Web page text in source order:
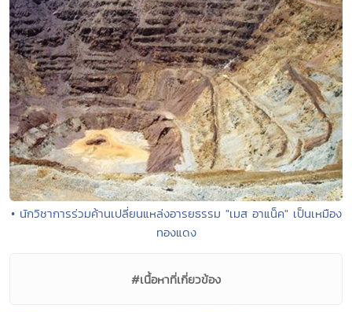
• นักวิชาการร่วมค้านเปลี่ยนแหล่งอารยธรรม "เมส อาแน็ค" เป็นเหมือง
ทองแดง
#เนื้อหาที่เกี่ยวข้อง